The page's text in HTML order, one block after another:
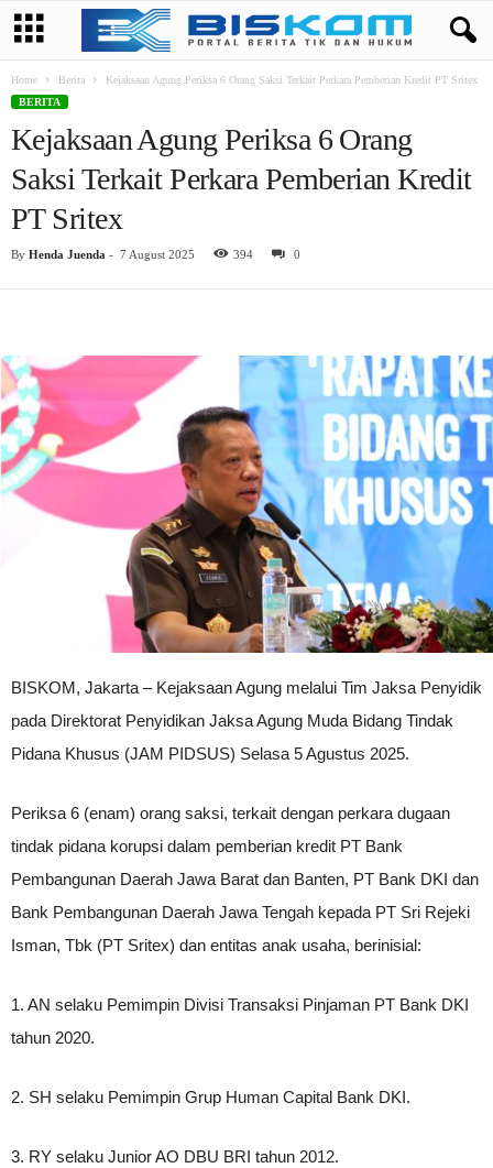
Home Berita
Kejaksaan Agung Periksa 6 Orang Saksi Terkait Perkara Pemberian Kredit PT Sritex
BERITA
Kejaksaan Agung Periksa 6 Orang
Saksi Terkait Perkara Pemberian Kredit
PT Sritex
By Henda Juenda - 7 August 2025 394 0
BISKOM, Jakarta – Kejaksaan Agung melalui Tim Jaksa Penyidik
pada Direktorat Penyidikan Jaksa Agung Muda Bidang Tindak
Pidana Khusus (JAM PIDSUS) Selasa 5 Agustus 2025.
Periksa 6 (enam) orang saksi, terkait dengan perkara dugaan
tindak pidana korupsi dalam pemberian kredit PT Bank
Pembangunan Daerah Jawa Barat dan Banten, PT Bank DKI dan
Bank Pembangunan Daerah Jawa Tengah kepada PT Sri Rejeki
Isman, Tbk (PT Sritex) dan entitas anak usaha, berinisial:
1. AN selaku Pemimpin Divisi Transaksi Pinjaman PT Bank DKI
tahun 2020.
2. SH selaku Pemimpin Grup Human Capital Bank DKI.
3. RY selaku Junior AO DBU BRI tahun 2012.